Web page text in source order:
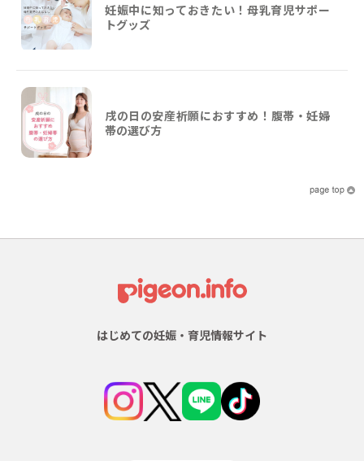
妊娠中に知っておきたい！母乳育児サポー
トグッズ
戌の日の安産祈願におすすめ！腹帯・妊婦
帯の選び方
はじめての妊娠・育児情報サイト